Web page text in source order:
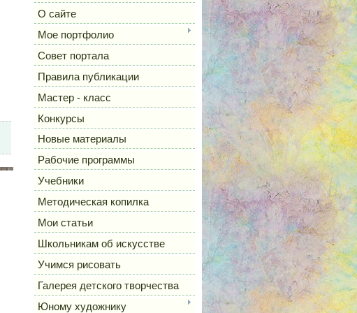
О сайте
Мое портфолио
Совет портала
Правила публикации
Мастер - класс
Конкурсы
Новые материалы
Рабочие программы
Учебники
Методическая копилка
Мои статьи
Школьникам об искусстве
Учимся рисовать
Галерея детского творчества
Юному художнику